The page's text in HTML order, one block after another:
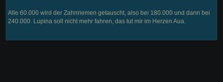
Alle 60.000 wird der Zahnriemen getauscht, also bei 180.000 und dann bei
240.000. Lupina soll nicht mehr fahren, das tut mir im Herzen Aua.